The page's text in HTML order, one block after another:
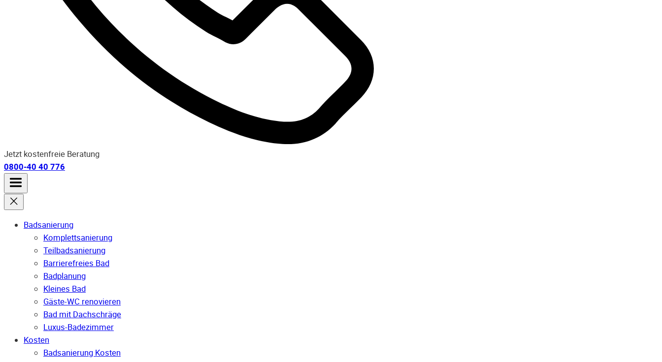
Jetzt kostenfreie Beratung
0800-40 40 776
Badsanierung
Komplettsanierung
Teilbadsanierung
Barrierefreies Bad
Badplanung
Kleines Bad
Gäste-WC renovieren
Bad mit Dachschräge
Luxus-Badezimmer
Kosten
Badsanierung Kosten